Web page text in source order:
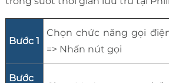
Bước 1
Chọn chức năng gọi
=> Nhấn nút gọi
Bước